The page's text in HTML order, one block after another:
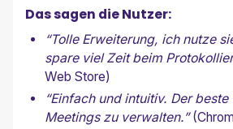
Das sagen die Nutzer:
“Tolle Erweiterung, ich nutze
spare viel Zeit beim
Web Store)
“Einfach und intuitiv. Der
Meetings zu verwalten.”